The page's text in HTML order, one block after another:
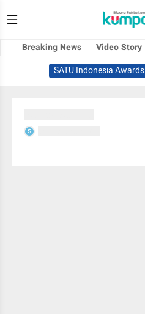
Breaking News Video Story
SATU Indonesia Awards
S